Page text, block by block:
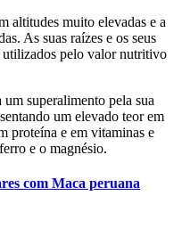
altitudes muito elevadas e a
As suas raízes e os seus
pelo valor nutritivo
superalimento pela sua
um elevado teor em
proteína e em vitaminas e
e o magnésio.
com Maca peruana